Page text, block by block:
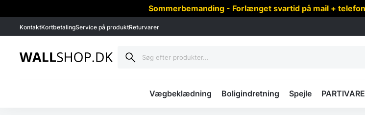
Sommerbemanding - Forlænget svartid på mail +
KontaktKortbetalingService på produktReturvarer
Vægbeklædning Boligindretning Spejle